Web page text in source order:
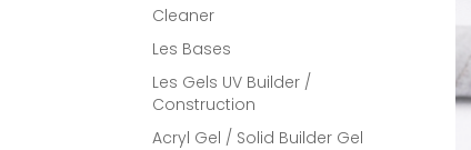
Cleaner
Les Bases
Les Gels UV Builder /
Construction
Acryl Gel / Solid Builder Gel